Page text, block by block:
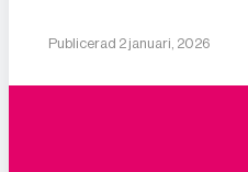
Publicerad 2 januari, 2026